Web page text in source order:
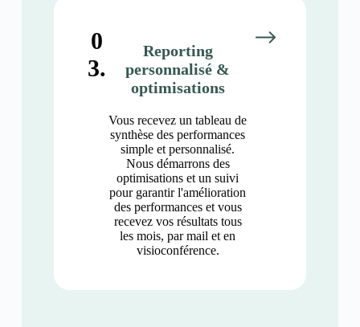
0
3.
Reporting
personnalisé &
optimisations
Vous recevez un tableau de
synthèse des performances
simple et personnalisé.
Nous démarrons des
optimisations et un suivi
pour garantir l'amélioration
des performances et vous
recevez vos résultats tous
les mois, par mail et en
visioconférence.